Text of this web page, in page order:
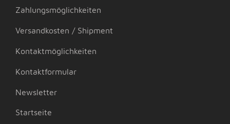
Zahlungsmöglichkeiten
Versandkosten / Shipment
Kontaktmöglichkeiten
Kontaktformular
Newsletter
Startseite